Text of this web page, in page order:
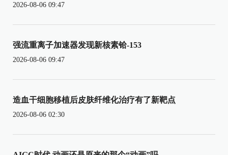
2026-08-06 09:47
强流重离子加速器发现新核素铪-153
2026-08-06 09:47
造血干细胞移植后皮肤纤维化治疗有了新靶点
2026-08-06 02:30